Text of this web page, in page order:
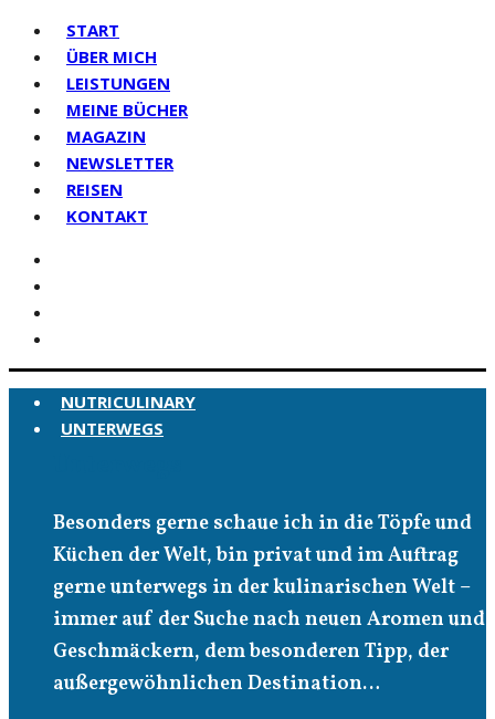
START
ÜBER MICH
LEISTUNGEN
MEINE BÜCHER
MAGAZIN
NEWSLETTER
REISEN
KONTAKT
NUTRICULINARY
UNTERWEGS
Besonders gerne schaue ich in die Töpfe und
Küchen der Welt, bin privat und im Auftrag
gerne unterwegs in der kulinarischen Welt –
immer auf der Suche nach neuen Aromen und
Geschmäckern, dem besonderen Tipp, der
außergewöhnlichen Destination…